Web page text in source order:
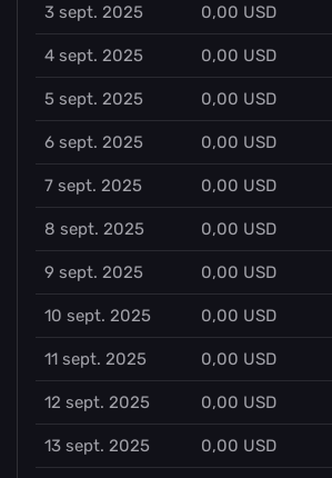
3 sept. 2025 0,00 USD
4 sept. 2025 0,00 USD
5 sept. 2025 0,00 USD
6 sept. 2025 0,00 USD
7 sept. 2025 0,00 USD
8 sept. 2025 0,00 USD
9 sept. 2025 0,00 USD
10 sept. 2025 0,00 USD
11 sept. 2025 0,00 USD
12 sept. 2025 0,00 USD
13 sept. 2025 0,00 USD